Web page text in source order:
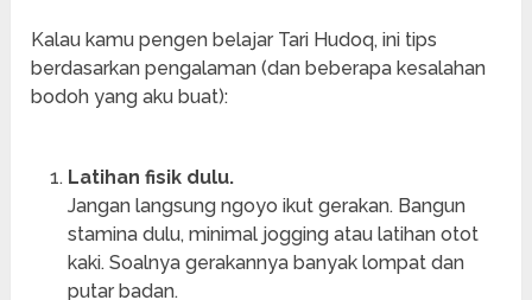
Kalau kamu pengen belajar Tari Hudoq, ini tips
berdasarkan pengalaman (dan beberapa kesalahan
bodoh yang aku buat):
Latihan fisik dulu.
Jangan langsung ngoyo ikut gerakan. Bangun
stamina dulu, minimal jogging atau latihan otot
kaki. Soalnya gerakannya banyak lompat dan
putar badan.